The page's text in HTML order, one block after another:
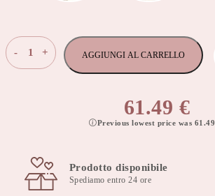
-
Cuscino
+ AGGIUNGI AL CARRELLO
61.49 €
Previous lowest price was 61.49
Prodotto disponibile
Spediamo entro 24 ore